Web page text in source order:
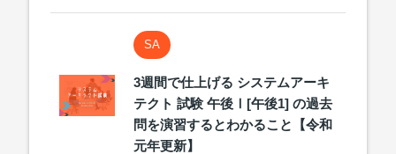
SA
3週間で仕上げる システムアーキ
テクト 試験 午後Ⅰ[午後1] の過去
問を演習するとわかること【令和
元年更新】